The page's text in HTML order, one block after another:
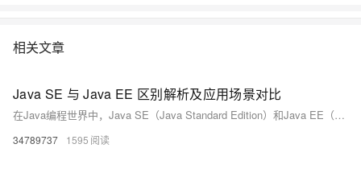
相关文章
Java SE 与 Java EE 区别解析及应用场景对比
在Java编程世界中，Java SE（Java Standard Edition）和Java EE（Java Enterprise Edition）是两个重要的平台版本，它们各自有着独特的定位和应用场景。理解它们之间的差异，对于开发者选择合适的技术栈进行项目开发至关重要。
34789737 1595